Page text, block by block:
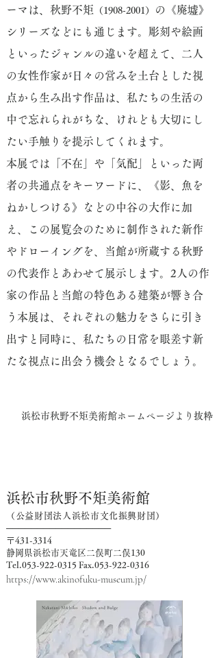
ーマは、秋野不矩 （1908-2001）
の《廃墟》
シリーズなどにも通じます。彫刻や絵画
といったジャンルの違いを超えて、二人
の女性作家が日々の営みを土台とした視
点から生み出す作品は、私たちの生活の
中で忘れられがちな、けれども大切にし
たい手触りを提示してくれます。
本展では「不在」や「気配」といった両
者の共通点をキーワードに、《影、魚を
ねかしつける》などの中谷の大作に加
え、この展覧会のために制作された新作
やドローイングを、当館が所蔵する秋野
の代表作とあわせて展示します。2人の作
家の作品と当館の特色ある建築が響き合
う本展は、それぞれの魅力をさらに引き
出すと同時に、私たちの日常を眼差す新
たな視点に出会う機会となるでしょう。
浜松市秋野不矩美術館ホームページより抜粋
浜松市秋野不矩美術館
（公益財団法人浜松市文化振興財団）
─────────────────
〒431-3314
静岡県浜松市天竜区二俣町二俣130
Tel.053-922-0315 Fax.053-922-0316
https://www.akinofuku-museum.jp/